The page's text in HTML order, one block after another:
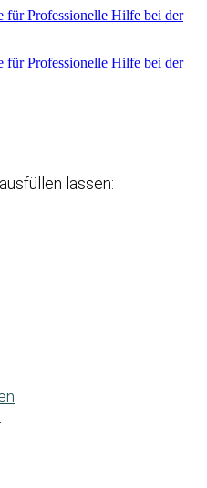
für Professionelle Hilfe bei der
für Professionelle Hilfe bei der
lassen: